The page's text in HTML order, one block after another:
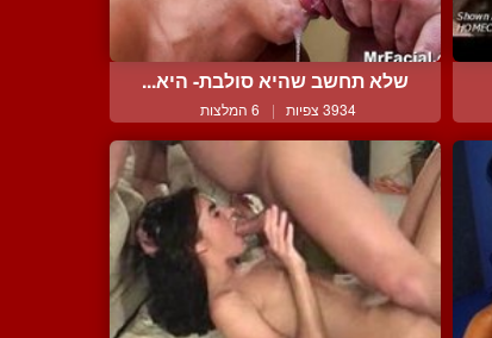
שלא תחשב שהיא סולבת- היא...
3934 צפיות | 6 המלצות